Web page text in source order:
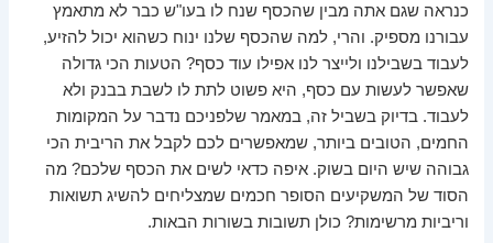
כנראה שגם אתה מבין שהכסף שנח לו בעו"ש כבר לא מתאמץ
עבורנו מספיק. והרי, למה שהכסף שלנו ינוח כשהוא יכול להזיע,
לעבוד בשבילנו ולייצר לנו אפילו עוד כסף? הטעות הכי גדולה
שאפשר לעשות עם כסף, היא פשוט לתת לו לשבת בבנק ולא
לעבוד. בדיוק בשביל זה, במאמר שלפניכם נדבר על המקומות
החמים, הטובים ביותר, שמאפשרים לכם לקבל את הריבית הכי
גבוהה שיש היום בשוק. איפה כדאי לשים את הכסף שלכם? מה
הסוד של המשקיעים הסופר חכמים שמצליחים להשיג תשואות
וריביות מרשימות? כולן תשובות בשורות הבאות.